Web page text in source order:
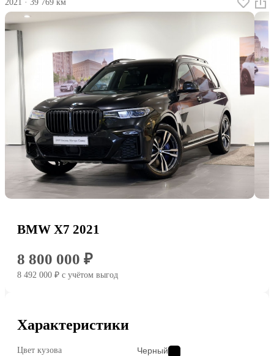
2021 · 39 769 км
BMW X7 2021
8 800 000 ₽
8 492 000 ₽ c учётом выгод
Характеристики
Цвет кузова Черный